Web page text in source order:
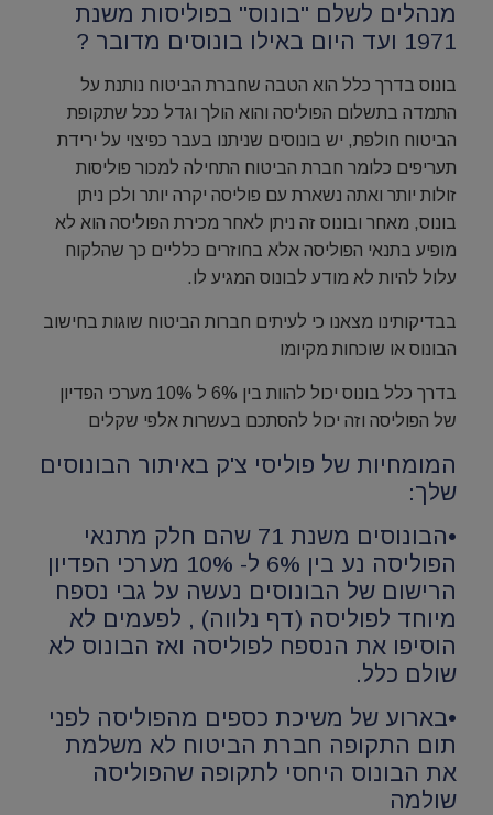
מנהלים לשלם "בונוס" בפוליסות משנת
1971 ועד היום באילו בונוסים מדובר ?
בונוס בדרך כלל הוא הטבה שחברת הביטוח נותנת על
התמדה בתשלום הפוליסה והוא הולך וגדל ככל שתקופת
הביטוח חולפת, יש בונוסים שניתנו בעבר כפיצוי על ירידת
תעריפים כלומר חברת הביטוח התחילה למכור פוליסות
זולות יותר ואתה נשארת עם פוליסה יקרה יותר ולכן ניתן
בונוס, מאחר ובונוס זה ניתן לאחר מכירת הפוליסה הוא לא
מופיע בתנאי הפוליסה אלא בחוזרים כלליים כך שהלקוח
עלול להיות לא מודע לבונוס המגיע לו.
בבדיקותינו מצאנו כי לעיתים חברות הביטוח שוגות בחישוב
הבונוס או שוכחות מקיומו
בדרך כלל בונוס יכול להוות בין 6% ל 10% מערכי הפדיון
של הפוליסה וזה יכול להסתכם בעשרות אלפי שקלים
המומחיות של פוליסי צ'ק באיתור הבונוסים
שלך:
•הבונוסים משנת 71 שהם חלק מתנאי
הפוליסה נע בין 6% ל- 10% מערכי הפדיון
הרישום של הבונוסים נעשה על גבי נספח
מיוחד לפוליסה (דף נלווה) , לפעמים לא
הוסיפו את הנספח לפוליסה ואז הבונוס לא
שולם כלל.
•בארוע של משיכת כספים מהפוליסה לפני
תום התקופה חברת הביטוח לא משלמת
את הבונוס היחסי לתקופה שהפוליסה
שולמה